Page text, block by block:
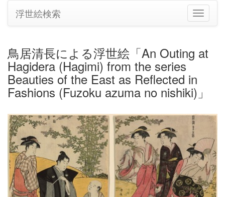
ナ
ビ
シ
切
替
浮世絵検索
鳥居清長による浮世絵「An Outing at
Hagidera (Hagimi) from the series
Beauties of the East as Reflected in
Fashions (Fuzoku azuma no nishiki)」